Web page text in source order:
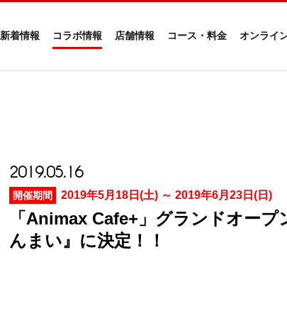
新着情報 コラボ情報 店舗情報 コース・料金 オンライ
2019.05.16
開催期間 2019年5月18日(土) ～ 2019年6月23日(日)
「Animax Cafe+」グランドオー
んまい』に決定！！